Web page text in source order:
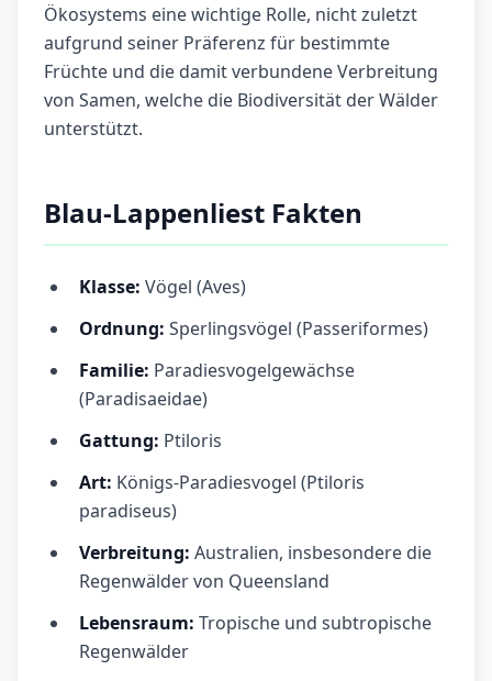
Ökosystems eine wichtige Rolle, nicht zuletzt
aufgrund seiner Präferenz für bestimmte
Früchte und die damit verbundene Verbreitung
von Samen, welche die Biodiversität der Wälder
unterstützt.
Blau-Lappenliest Fakten
Klasse: Vögel (Aves)
Ordnung: Sperlingsvögel (Passeriformes)
Familie: Paradiesvogelgewächse
(Paradisaeidae)
Gattung: Ptiloris
Art: Königs-Paradiesvogel (Ptiloris
paradiseus)
Verbreitung: Australien, insbesondere die
Regenwälder von Queensland
Lebensraum: Tropische und subtropische
Regenwälder